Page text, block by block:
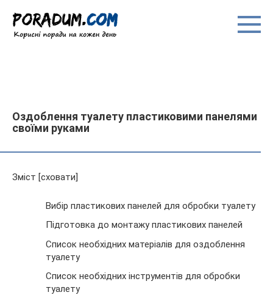
вмісту
Оздоблення туалету пластиковими панелями
своїми руками
Зміст [сховати]
Вибір пластикових панелей для обробки туалету
Підготовка до монтажу пластикових панелей
Список необхідних матеріалів для оздоблення
туалету
Список необхідних інструментів для обробки
туалету